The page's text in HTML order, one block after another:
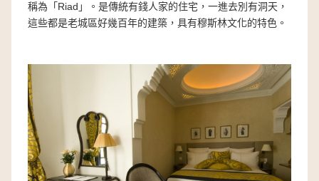
稱為「Riad」。是傳統有錢人家的住宅，一進去別有洞天，
這些都是老城區好幾百年的建築，具有穆斯林文化的特色。